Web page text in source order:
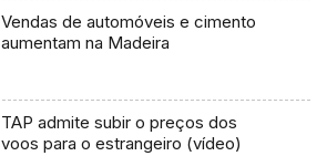
Vendas de automóveis e cimento
aumentam na Madeira
TAP admite subir o preços dos
voos para o estrangeiro (vídeo)